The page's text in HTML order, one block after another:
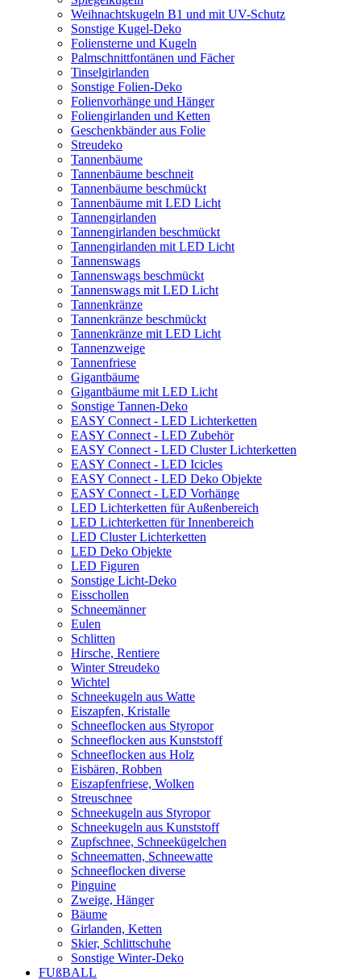
Weihnachtskugeln B1 und mit UV-Schutz
Sonstige Kugel-Deko
Foliensterne und Kugeln
Palmschnittfontänen und Fächer
Tinselgirlanden
Sonstige Folien-Deko
Folienvorhänge und Hänger
Foliengirlanden und Ketten
Geschenkbänder aus Folie
Streudeko
Tannenbäume
Tannenbäume beschneit
Tannenbäume beschmückt
Tannenbäume mit LED Licht
Tannengirlanden
Tannengirlanden beschmückt
Tannengirlanden mit LED Licht
Tannenswags
Tannenswags beschmückt
Tannenswags mit LED Licht
Tannenkränze
Tannenkränze beschmückt
Tannenkränze mit LED Licht
Tannenzweige
Tannenfriese
Gigantbäume
Gigantbäume mit LED Licht
Sonstige Tannen-Deko
EASY Connect - LED Lichterketten
EASY Connect - LED Zubehör
EASY Connect - LED Cluster Lichterketten
EASY Connect - LED Icicles
EASY Connect - LED Deko Objekte
EASY Connect - LED Vorhänge
LED Lichterketten für Außenbereich
LED Lichterketten für Innenbereich
LED Cluster Lichterketten
LED Deko Objekte
LED Figuren
Sonstige Licht-Deko
Eisschollen
Schneemänner
Eulen
Schlitten
Hirsche, Rentiere
Winter Streudeko
Wichtel
Schneekugeln aus Watte
Eiszapfen, Kristalle
Schneeflocken aus Styropor
Schneeflocken aus Kunststoff
Schneeflocken aus Holz
Eisbären, Robben
Eiszapfenfriese, Wolken
Streuschnee
Schneekugeln aus Styropor
Schneekugeln aus Kunststoff
Zupfschnee, Schneekügelchen
Schneematten, Schneewatte
Schneeflocken diverse
Pinguine
Zweige, Hänger
Bäume
Girlanden, Ketten
Skier, Schlittschuhe
Sonstige Winter-Deko
FUßBALL